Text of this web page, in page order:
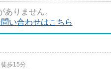
ありません。
い合わせはこちら
徒歩15分